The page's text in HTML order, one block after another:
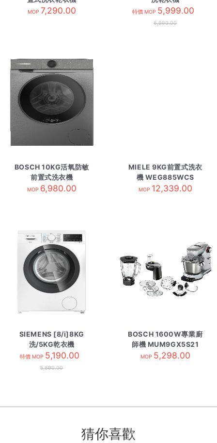
WNG254R1GB 黑色
MOP 7,290.00
WNG254YDHK
特價 MOP 5,999.00
6,990.00
BOSCH 10KG活氧防敏
前置式洗衣機
WGG254E1HK 黑色
MOP 6,980.00
MIELE 9KG前置式洗衣
機 WEG885WCS
MOP 12,339.00
SIEMENS [8/i]8KG
洗/5KG乾衣機
WD14S461HK
特價 MOP 5,190.00
5,690.00
BOSCH 1600W專業廚
師機 MUM9GX5S21
MOP 5,298.00
猜你喜歡